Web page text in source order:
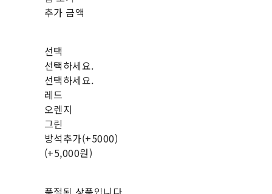
추가 금액
선택
선택하세요.
선택하세요.
레드
오렌지
그린
방석추가(+5000)
(+5,000원)